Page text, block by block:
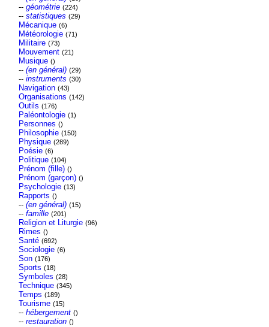
-- géométrie (224)
-- statistiques (29)
Mécanique (6)
Météorologie (71)
Militaire (73)
Mouvement (21)
Musique ()
-- (en général) (29)
-- instruments (30)
Navigation (43)
Organisations (142)
Outils (176)
Paléontologie (1)
Personnes ()
Philosophie (150)
Physique (289)
Poésie (6)
Politique (104)
Prénom (fille) ()
Prénom (garçon) ()
Psychologie (13)
Rapports ()
-- (en général) (15)
-- famille (201)
Religion et Liturgie (96)
Rimes ()
Santé (692)
Sociologie (6)
Son (176)
Sports (18)
Symboles (28)
Technique (345)
Temps (189)
Tourisme (15)
-- hébergement ()
-- restauration ()